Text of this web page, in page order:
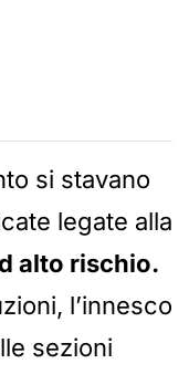
si stavano
legate alla
alto rischio.
l’innesco
sezioni